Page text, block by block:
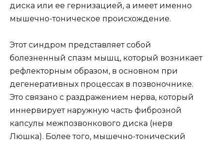
диска или ее гернизацией, а имеет именно
мышечно-тоническое происхождение.
Этот синдром представляет собой
болезненный спазм мышц, который возникает
рефлекторным образом, в основном при
дегенеративных процессах в позвоночнике.
Это связано с раздражением нерва, который
иннервирует наружную часть фиброзной
капсулы межпозвонкового диска (нерв
Люшка). Более того, мышечно-тонический